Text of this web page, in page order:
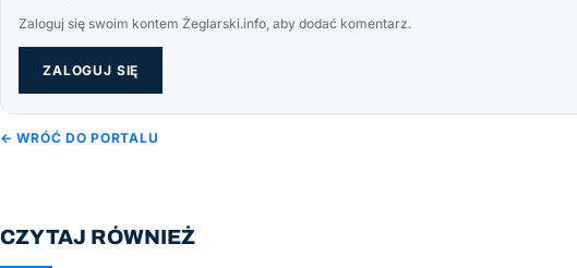
Zaloguj się swoim kontem Żeglarski.info, aby dodać komentarz.
ZALOGUJ SIĘ
← WRÓĆ DO PORTALU
CZYTAJ RÓWNIEŻ